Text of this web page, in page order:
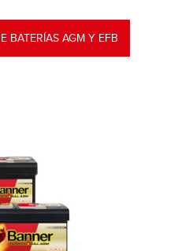
BATERÍAS AGM Y EFB